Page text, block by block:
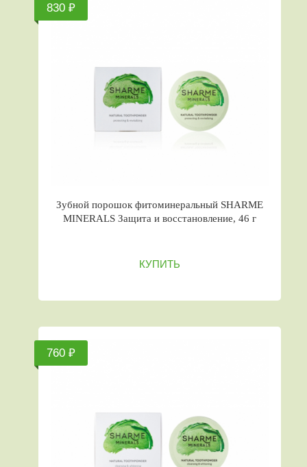
830 ₽
Зубной порошок фитоминеральный SHARME
MINERALS Защита и восстановление, 46 г
КУПИТЬ
760 ₽